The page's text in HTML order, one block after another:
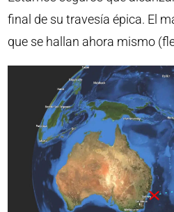
final de su travesía épica. El
que se hallan ahora mismo